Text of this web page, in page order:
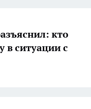
кто
в ситуации с